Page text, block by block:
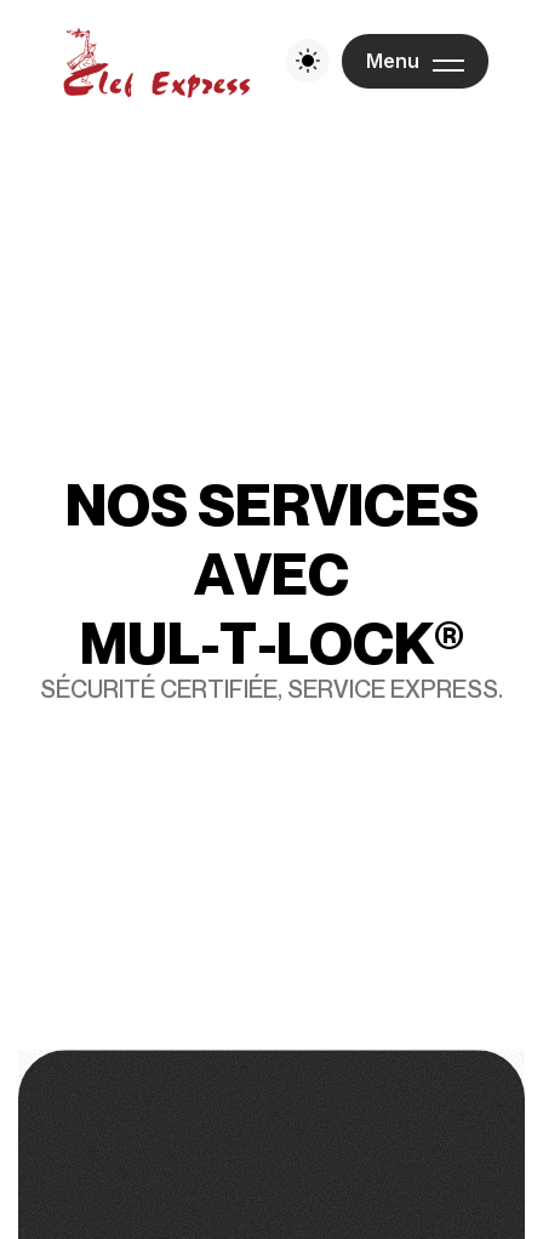
Menu
NOSSERVICES
AVEC
MUL-T-LOCK®
SÉCURITÉ CERTIFIÉE, SERVICE EXPRESS.